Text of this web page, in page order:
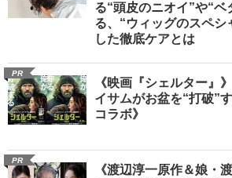
る“頭皮のニオイ”や“ベ
る、“ウィッグのスペシ
した徹底ケアとは
PR
《映画『シェルター』
イサムがお盆を“打破”
コラボ》
PR
《渡辺淳一原作＆娘・